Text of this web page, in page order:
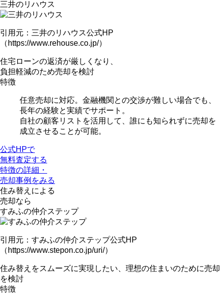
三井のリハウス
引用元：三井のリハウス公式HP
（https://www.rehouse.co.jp/）
住宅ローンの返済が厳しくなり、
負担軽減のため売却を検討
特徴
任意売却に対応。金融機関との交渉が難しい場合でも、
長年の経験と実績でサポート 。
自社の顧客リストを活用して、 誰にも知られずに売却を
成立させることが可能。
公式HPで
無料査定する
特徴の詳細・
売却事例をみる
住み替えによる
売却なら
すみふの仲介ステップ
引用元：すみふの仲介ステップ公式HP
（https://www.stepon.co.jp/uri/）
住み替えをスムーズに実現したい、理想の住まいのために売却
を検討
特徴